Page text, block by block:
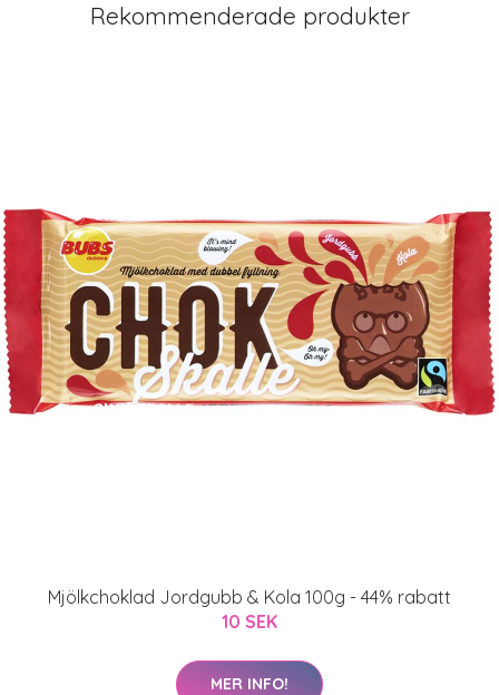
Rekommenderade produkter
Mjölkchoklad Jordgubb & Kola 100g - 44% rabatt
10 SEK
MER INFO!